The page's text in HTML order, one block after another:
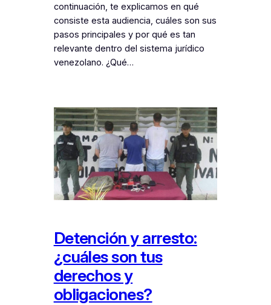
continuación, te explicamos en qué
consiste esta audiencia, cuáles son sus
pasos principales y por qué es tan
relevante dentro del sistema jurídico
venezolano. ¿Qué…
Detención y arresto:
¿cuáles son tus
derechos y
obligaciones?